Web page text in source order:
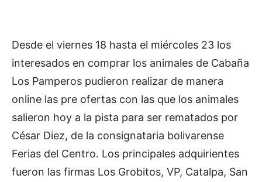
Desde el viernes 18 hasta el miércoles 23 los
interesados en comprar los animales de Cabaña
Los Pamperos pudieron realizar de manera
online las pre ofertas con las que los animales
salieron hoy a la pista para ser rematados por
César Diez, de la consignataria bolivarense
Ferias del Centro. Los principales adquirientes
fueron las firmas Los Grobitos, VP, Catalpa, San